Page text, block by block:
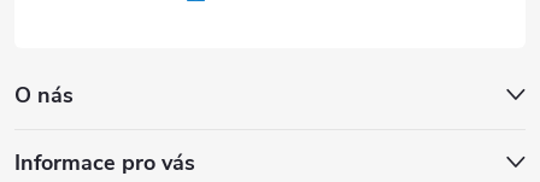
O nás
Informace pro vás